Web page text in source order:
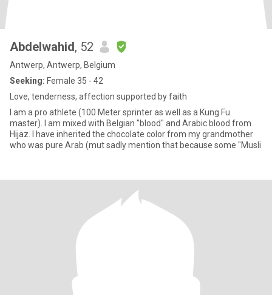
Abdelwahid, 52
Antwerp, Antwerp, Belgium
Seeking: Female 35 - 42
Love, tenderness, affection supported by faith
I am a pro athlete (100 Meter sprinter as well as a Kung Fu
master). I am mixed with Belgian "blood" and Arabic blood from
Hijaz. I have inherited the chocolate color from my grandmother
who was pure Arab (mut sadly mention that because some "Musli